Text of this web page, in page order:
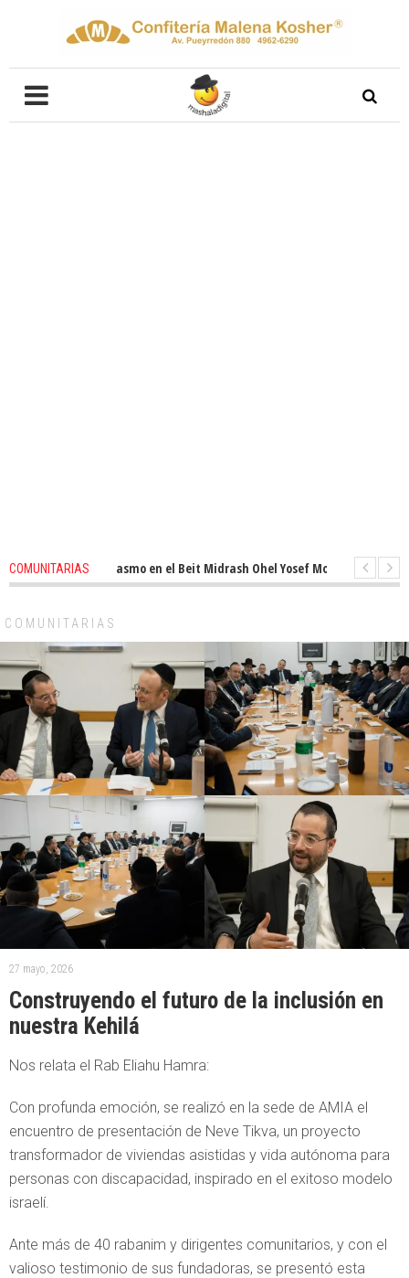
COMUNITARIAS
entusiasmo en el Beit Midrash Ohel Yosef Moshe 1 months ago
COMUNITARIAS
27 mayo, 2026
Construyendo el futuro de la inclusión en
nuestra Kehilá
Nos relata el Rab Eliahu Hamra:
Con profunda emoción, se realizó en la sede de AMIA el
encuentro de presentación de Neve Tikva, un proyecto
transformador de viviendas asistidas y vida autónoma para
personas con discapacidad, inspirado en el exitoso modelo
israelí.
Ante más de 40 rabanim y dirigentes comunitarios, y con el
valioso testimonio de sus fundadoras, se presentó esta